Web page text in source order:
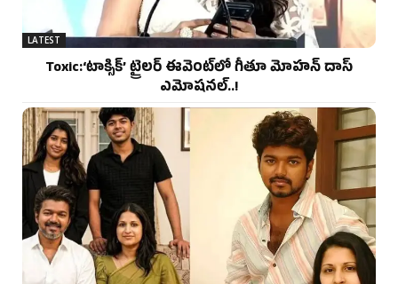
LATEST
Toxic:‘టాక్సిక్’ ట్రైలర్ ఈవెంట్‌లో గీతూ మోహన్ దాస్
ఎమోషనల్..!